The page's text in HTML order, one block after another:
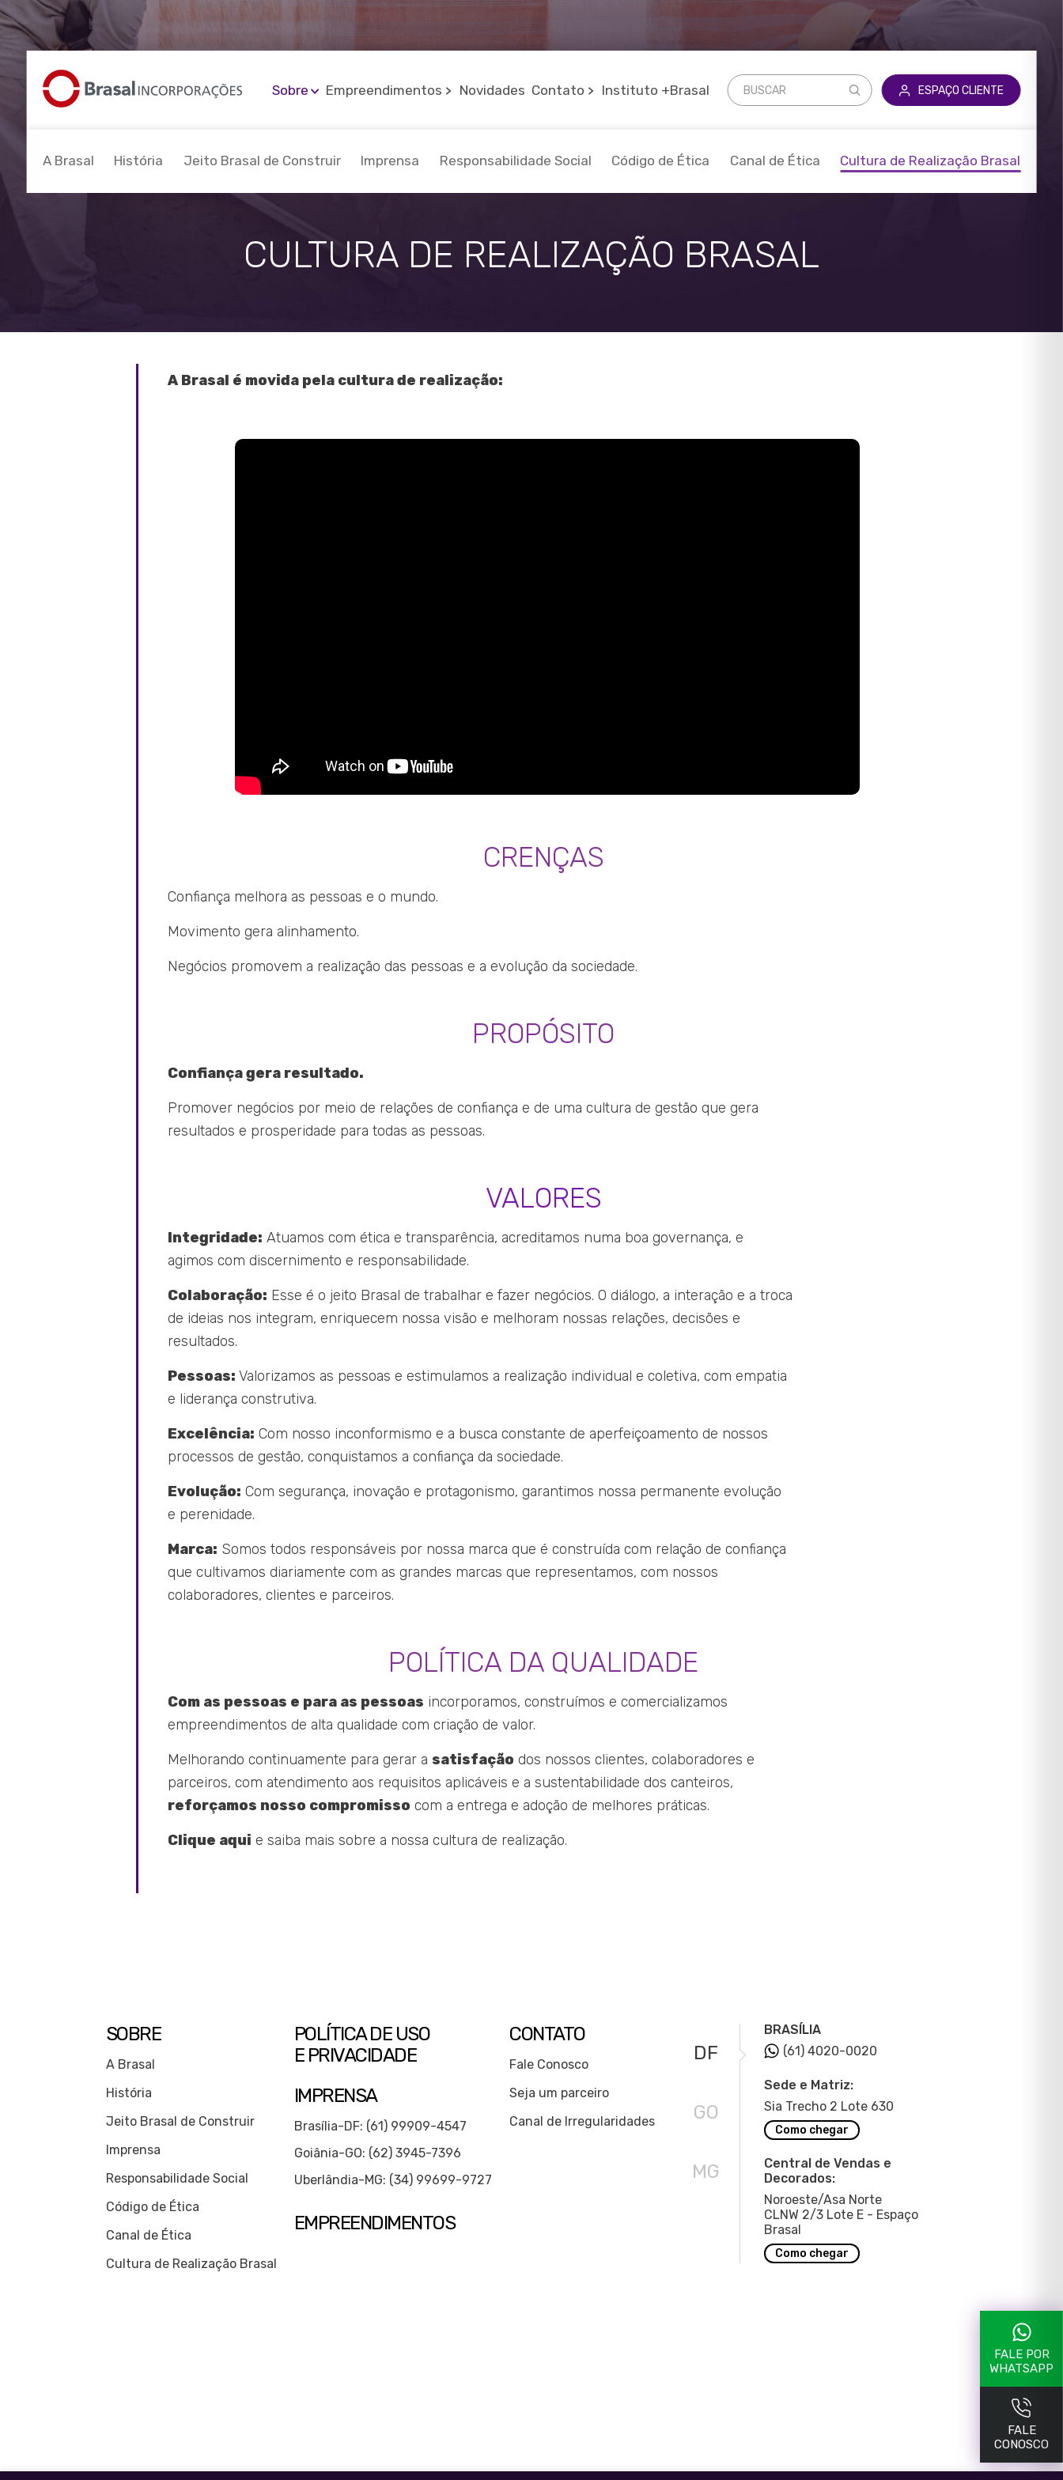
Sobre
A Brasal História Jeito Brasal de Construir Imprensa Responsabilidade Social Código de Ética Canal de Ética Cultura de Realização Brasal
Empreendimentos Novidades Contato Instituto +Brasal ESPAÇO CLIENTE
CULTURA DE REALIZAÇÃO BRASAL
A Brasal é movida pela cultura de realização:
CRENÇAS
Confiança melhora as pessoas e o mundo.
Movimento gera alinhamento.
Negócios promovem a realização das pessoas e a evolução da sociedade.
PROPÓSITO
Confiança gera resultado.
Promover negócios por meio de relações de confiança e de uma cultura de gestão que gera
resultados e prosperidade para todas as pessoas.
VALORES
Integridade: Atuamos com ética e transparência, acreditamos numa boa governança, e
agimos com discernimento e responsabilidade.
Colaboração: Esse é o jeito Brasal de trabalhar e fazer negócios. O diálogo, a interação e a troca
de ideias nos integram, enriquecem nossa visão e melhoram nossas relações, decisões e
resultados.
Pessoas: Valorizamos as pessoas e estimulamos a realização individual e coletiva, com empatia
e liderança construtiva.
Excelência: Com nosso inconformismo e a busca constante de aperfeiçoamento de nossos
processos de gestão, conquistamos a confiança da sociedade.
Evolução: Com segurança, inovação e protagonismo, garantimos nossa permanente evolução
e perenidade.
Marca: Somos todos responsáveis por nossa marca que é construída com relação de confiança
que cultivamos diariamente com as grandes marcas que representamos, com nossos
colaboradores, clientes e parceiros.
POLÍTICA DA QUALIDADE
Com as pessoas e para as pessoas incorporamos, construímos e comercializamos
empreendimentos de alta qualidade com criação de valor.
Melhorando continuamente para gerar a satisfação dos nossos clientes, colaboradores e
parceiros, com atendimento aos requisitos aplicáveis e a sustentabilidade dos canteiros,
reforçamos nosso compromisso com a entrega e adoção de melhores práticas.
Clique aqui e saiba mais sobre a nossa cultura de realização.
SOBRE
A Brasal
História
Jeito Brasal de Construir
Imprensa
Responsabilidade Social
Código de Ética
Canal de Ética
Cultura de Realização Brasal
POLÍTICA DE USO
E PRIVACIDADE
IMPRENSA
Brasília-DF: (61) 99909-4547
Goiânia-GO: (62) 3945-7396
Uberlândia-MG: (34) 99699-9727
EMPREENDIMENTOS
CONTATO
Fale Conosco
Seja um parceiro
Canal de Irregularidades
DF
GO
MG
BRASÍLIA
(61) 4020-0020
Sede e Matriz:
Sia Trecho 2 Lote 630
Como chegar
Central de Vendas e
Decorados:
Noroeste/Asa Norte
CLNW 2/3 Lote E - Espaço
Brasal
Como chegar
FALE POR
WHATSAPP
FALE
CONOSCO